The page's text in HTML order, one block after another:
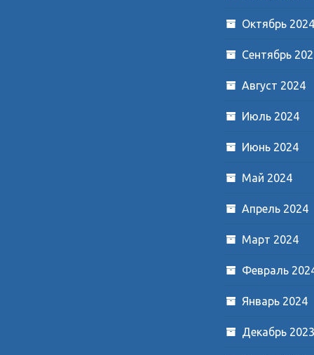
Октябрь 2024
Сентябрь
Август 2024
Июль 2024
Июнь 2024
Май 2024
Апрель 2024
Март 2024
Февраль
Январь 2024
Декабрь 2023